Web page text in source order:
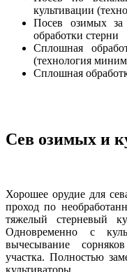
культивации
Посев озимых за
обработки стерни
Сплошная
(технология
Сплошная
Сев озимых и
Хорошее орудие для
проход по
тяжелый стерневый
Одновременно с
вычесывание
участка. Полностью
культиваторы.